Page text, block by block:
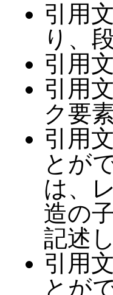
引用
り、
引用
引用
ク要
引用
とが
は、
造の
記述
引用
とが